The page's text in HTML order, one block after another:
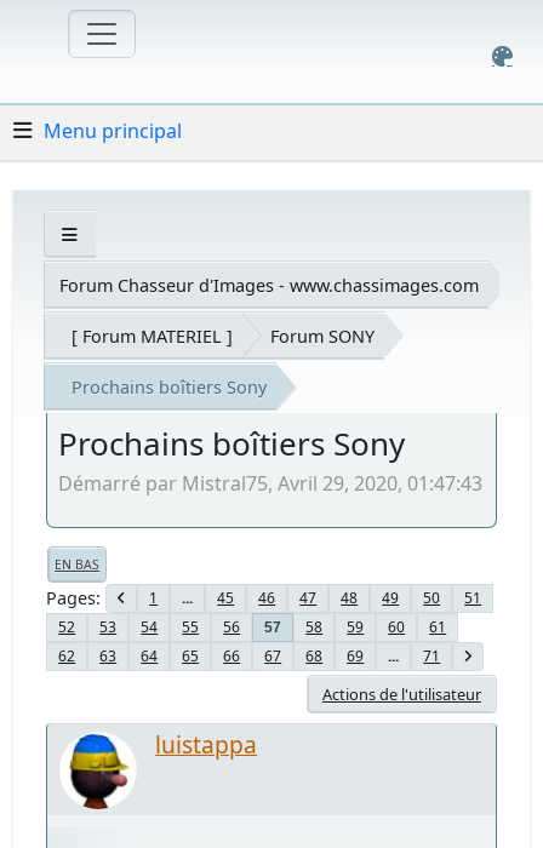
Menu principal
Forum Chasseur d'Images - www.chassimages.com
[ Forum MATERIEL ] Forum SONY
Prochains boîtiers Sony
Prochains boîtiers Sony
Démarré par Mistral75, Avril 29, 2020, 01:47:43
EN BAS
Pages 1 ... 45 46 47 48 49 50
51
52
53 54 55 56 57 58 59 60
61
62
63 64 65 66 67 68 69 ... 71
Actions de l'utilisateur
luistappa